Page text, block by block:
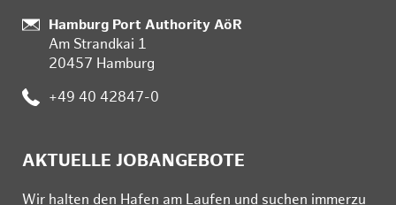
:
Hamburg Port Authority AöR
Am Strandkai 1
20457 Hamburg
: +49 40 42847-0
AKTUELLE JOBANGEBOTE
Wir hal­ten den Ha­fen am Lau­fen und su­chen im­mer­zu